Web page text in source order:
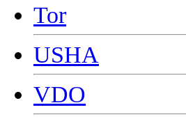
Tor
USHA
VDO